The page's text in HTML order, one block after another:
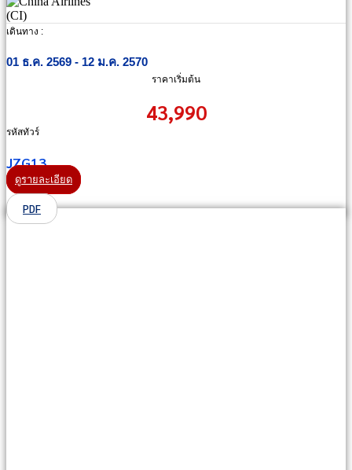
เดินทาง :
01 ธ.ค. 2569 - 12 ม.ค. 2570
ราคาเริ่มต้น
43,990
รหัสทัวร์
JZG13
ดูรายละเอียด
PDF